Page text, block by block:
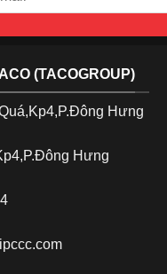
(TACOGROUP)
Hưng
Hưng